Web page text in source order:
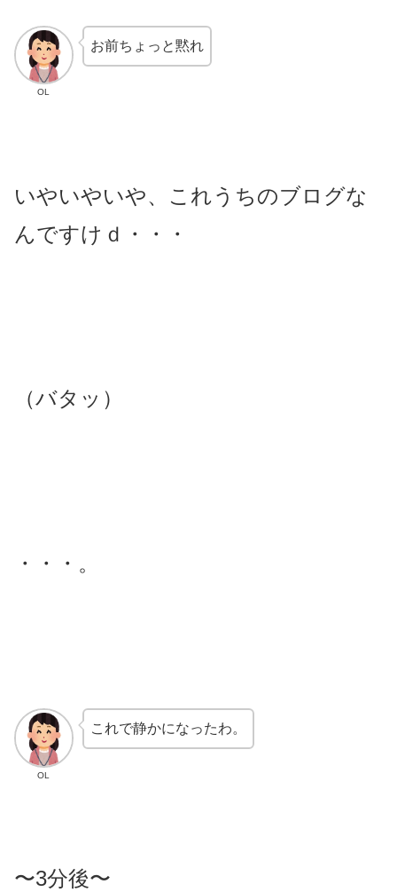
OL
お前ちょっと黙れ
いやいやいや、これうちのブログな
んですけｄ・・・
（バタッ）
・・・。
OL
これで静かになったわ。
〜3分後〜